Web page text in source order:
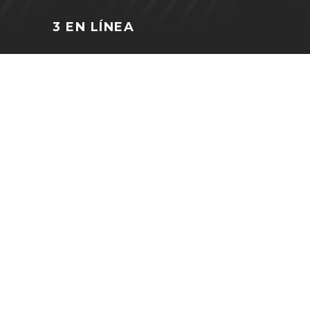
3 EN LÍNEA